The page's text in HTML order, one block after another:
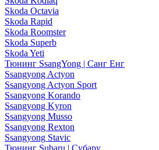
Skoda Octavia
Skoda Rapid
Skoda Roomster
Skoda Superb
Skoda Yeti
Тюнинг SsangYong | Санг Енг
Ssangyong Actyon
Ssangyong Actyon Sport
Ssangyong Korando
Ssangyong Kyron
Ssangyong Musso
Ssangyong Rexton
Ssangyong Stavic
Тюнинг Subaru | Субару